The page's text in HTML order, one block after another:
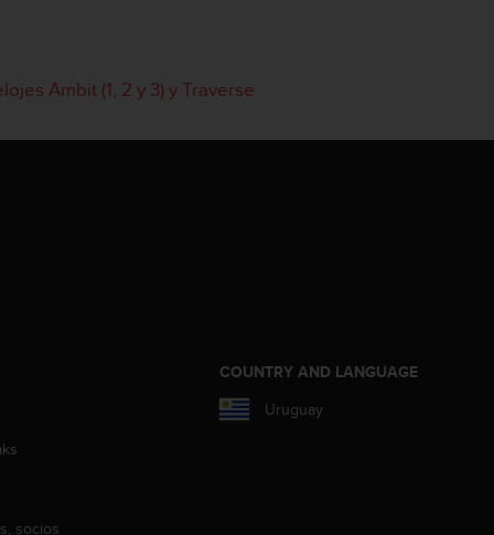
Ambit (1, 2 y 3) y Traverse
socios
COUNTRY AND LANGUAGE
Uruguay